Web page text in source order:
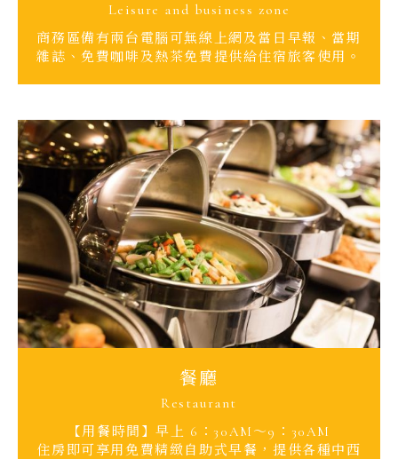
Leisure and business zone
商務區備有兩台電腦可無線上網及當日早報、當期
雜誌、免費咖啡及熱茶免費提供給住宿旅客使用。
餐廳
Restaurant
【用餐時間】早上 6：30AM～9：30AM
住房即可享用免費精緻自助式早餐，提供各種中西